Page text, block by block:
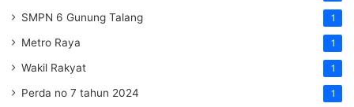
SMPN 6 Gunung Talang 1
Metro Raya 1
Wakil Rakyat 1
Perda no 7 tahun 2024 1